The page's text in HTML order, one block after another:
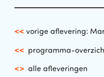
<< vorige aflevering:
<< programma-
<> alle afleveringen